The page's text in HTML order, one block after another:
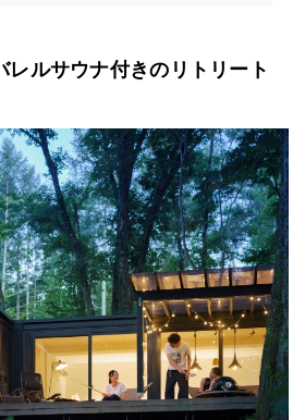
レルサウナ付きのリトリート